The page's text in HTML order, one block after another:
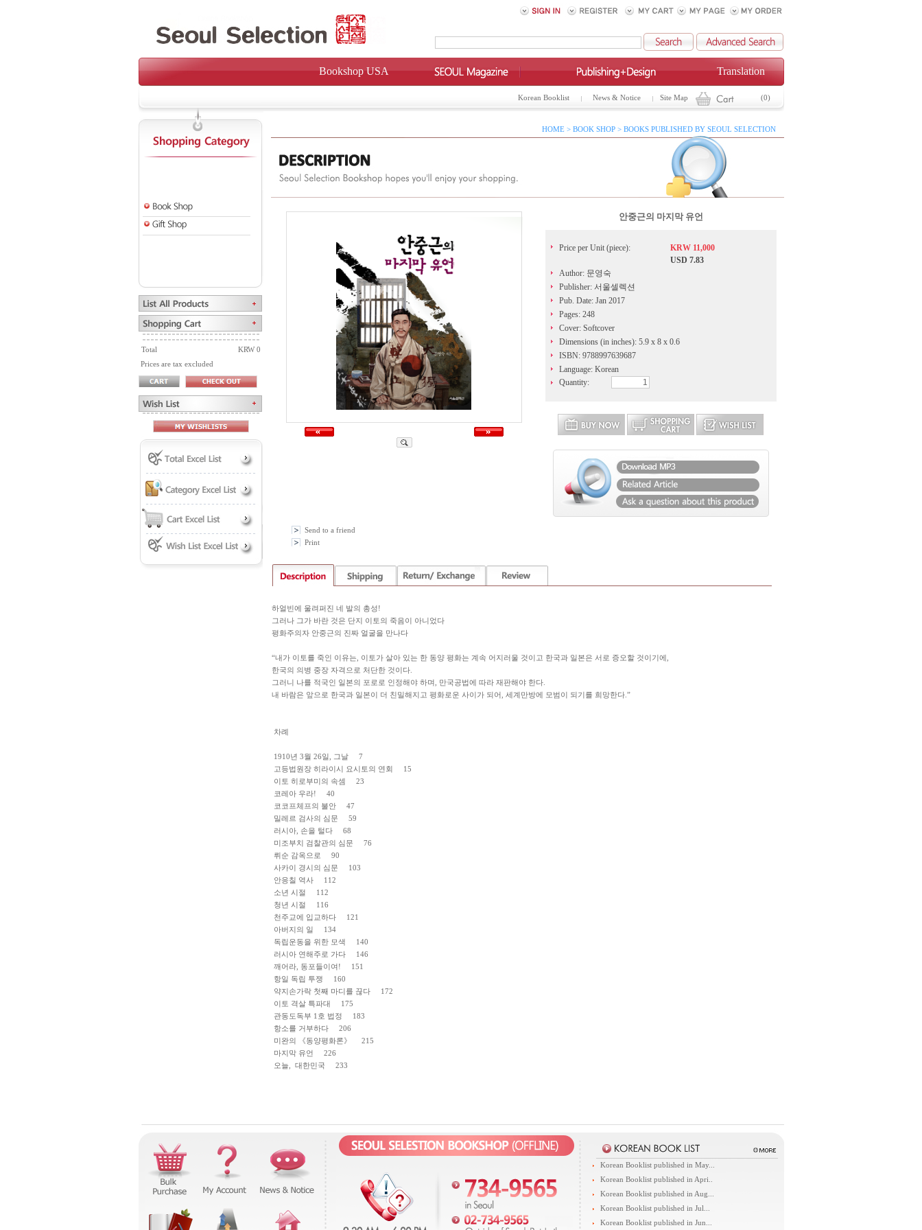
Bookshop USA Translation
Korean Booklist News & Notice Site Map (0)
Total
KRW 0
Prices are tax excluded
HOME > BOOK SHOP > BOOKS PUBLISHED BY SEOUL SELECTION
안중근의 마지막 유언
Price per Unit (piece):
KRW 11,000
USD 7.83
Author: 문영숙
Publisher: 서울셀렉션
Pub. Date: Jan 2017
Pages: 248
Cover: Softcover
Dimensions (in inches): 5.9 x 8 x 0.6
ISBN: 9788997639687
Language: Korean
Quantity:
Send to a friend
Print
하얼빈에 울려퍼진 네 발의 총성!
그러나 그가 바란 것은 단지 이토의 죽음이 아니었다
평화주의자 안중근의 진짜 얼굴을 만나다
“내가 이토를 죽인 이유는, 이토가 살아 있는 한 동양 평화는 계속 어지러울 것이고 한국과 일본은 서로 증오할 것이기에,
한국의 의병 중장 자격으로 처단한 것이다.
그러니 나를 적국인 일본의 포로로 인정해야 하며, 만국공법에 따라 재판해야 한다.
내 바람은 앞으로 한국과 일본이 더 친밀해지고 평화로운 사이가 되어, 세계만방에 모범이 되기를 희망한다.”
차례
1910년 3월 26일, 그날 7
고등법원장 히라이시 요시토의 연회 15
이토 히로부미의 속셈 23
코레아 우라! 40
코코프체프의 불안 47
밀레르 검사의 심문 59
러시아, 손을 털다 68
미조부치 검찰관의 심문 76
뤼순 감옥으로 90
사카이 경시의 심문 103
안응칠 역사 112
소년 시절 112
청년 시절 116
천주교에 입교하다 121
아버지의 일 134
독립운동을 위한 모색 140
러시아 연해주로 가다 146
깨어라, 동포들이여! 151
항일 독립 투쟁 160
약지손가락 첫째 마디를 끊다 172
이토 격살 특파대 175
관동도독부 1호 법정 183
항소를 거부하다 206
미완의 《동양평화론》 215
마지막 유언 226
오늘, 대한민국 233
Korean Booklist published in May...
Korean Booklist published in Apri..
Korean Booklist published in Aug...
Korean Booklist published in Jul...
Korean Booklist published in Jun...